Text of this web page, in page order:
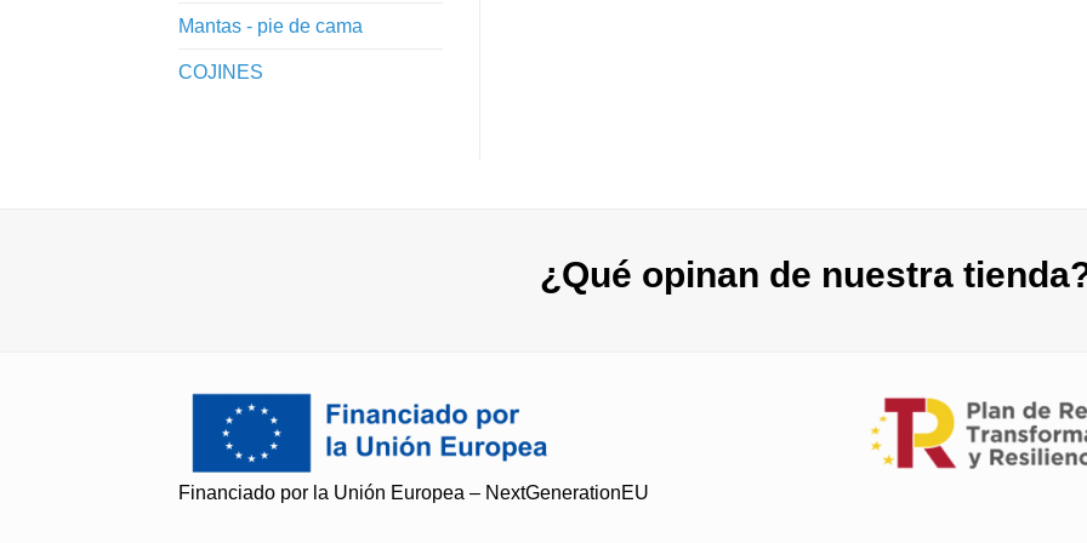
Mantas - pie de cama
COJINES
¿Qué opinan de nuestra
Financiado por la Unión Europea – NextGenerationEU